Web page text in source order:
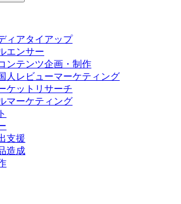
ィアタイアップ
エンサー
ンテンツ企画・制作
⼈レビューマーケティング
ケットリサーチ
マーケティング
支援
造成